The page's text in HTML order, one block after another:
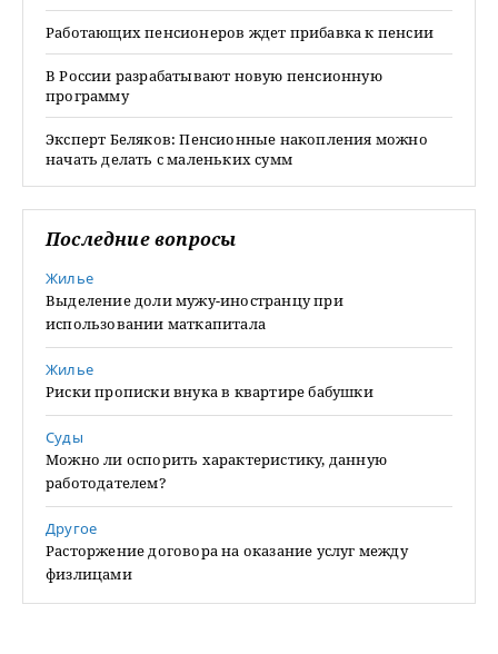
Работающих пенсионеров ждет прибавка к пенсии
В России разрабатывают новую пенсионную
программу
Эксперт Беляков: Пенсионные накопления можно
начать делать с маленьких сумм
Последние вопросы
Жилье
Выделение доли мужу-иностранцу при
использовании маткапитала
Жилье
Риски прописки внука в квартире бабушки
Суды
Можно ли оспорить характеристику, данную
работодателем?
Другое
Расторжение договора на оказание услуг между
физлицами